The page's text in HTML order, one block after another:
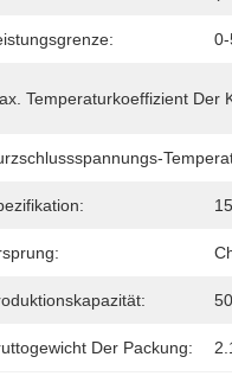
Temperaturkoeffizient Der
Der Packung: